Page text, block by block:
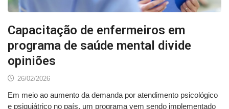
Capacitação de enfermeiros em
programa de saúde mental divide
opiniões
26/02/2026
Em meio ao aumento da demanda por atendimento psicológico
e psiquiátrico no país, um programa vem sendo implementado